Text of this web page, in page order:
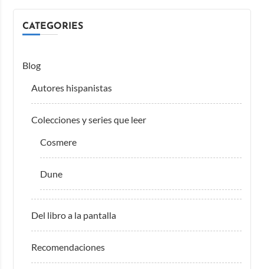
CATEGORIES
Blog
Autores hispanistas
Colecciones y series que leer
Cosmere
Dune
Del libro a la pantalla
Recomendaciones